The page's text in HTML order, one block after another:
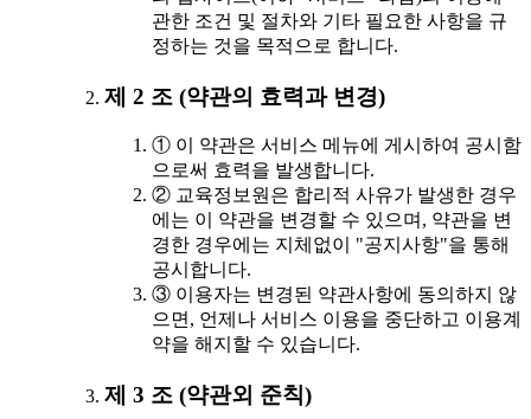
관한 조건 및 절차와 기타 필요한 사항을 규
정하는 것을 목적으로 합니다.
제 2 조 (약관의 효력과 변경)
① 이 약관은 서비스 메뉴에 게시하여 공시함
으로써 효력을 발생합니다.
② 교육정보원은 합리적 사유가 발생한 경우
에는 이 약관을 변경할 수 있으며, 약관을 변
경한 경우에는 지체없이 "공지사항"을 통해
공시합니다.
③ 이용자는 변경된 약관사항에 동의하지 않
으면, 언제나 서비스 이용을 중단하고 이용계
약을 해지할 수 있습니다.
제 3 조 (약관외 준칙)